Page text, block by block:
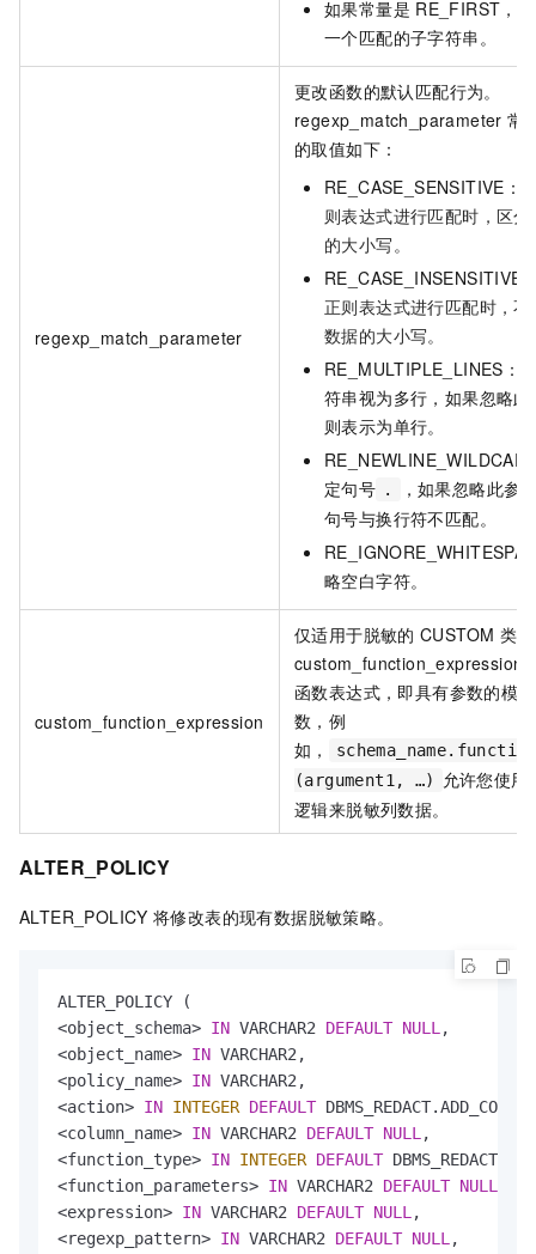
如果常量是 RE_FIRST，
一个匹配的子字符串。
regexp_match_parameter
更改函数的默认匹配行为。
regexp_match_parameter 常
的取值如下：
RE_CASE_SENSITIVE：
则表达式进行匹配时，区
的大小写。
RE_CASE_INSENSITIVE
正则表达式进行匹配时，不
数据的大小写。
RE_MULTIPLE_LINES：
符串视为多行，如果忽略此
则表示为单行。
定句号 .
，如果忽略此参
句号与换行符不匹配。
略空白字符。
custom_function_expression
仅适用于脱敏的 CUSTOM 类
custom_function_expression
函数表达式，即具有参数的模
数，例
如，
(argument1, …)
允许您使用
逻辑来脱敏列数据。
ALTER_POLICY
ALTER_POLICY 将修改表的现有数据脱敏策略。
<object_schema> IN VARCHAR2 DEFAULT NULL
<object_name> IN
<policy_name> IN
<action> IN INTEGER DEFAULT
<column_name> IN VARCHAR2 DEFAULT NULL
<function_type> IN INTEGER DEFAULT
<function_parameters> IN VARCHAR2 DEFAULT NULL
<expression> IN VARCHAR2 DEFAULT NULL
<regexp_pattern> IN VARCHAR2 DEFAULT NULL